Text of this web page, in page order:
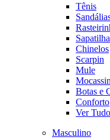
Tênis
Chinelos
Scarpin
Mule
Botas e
Conforto
Ver Tudo
Masculino